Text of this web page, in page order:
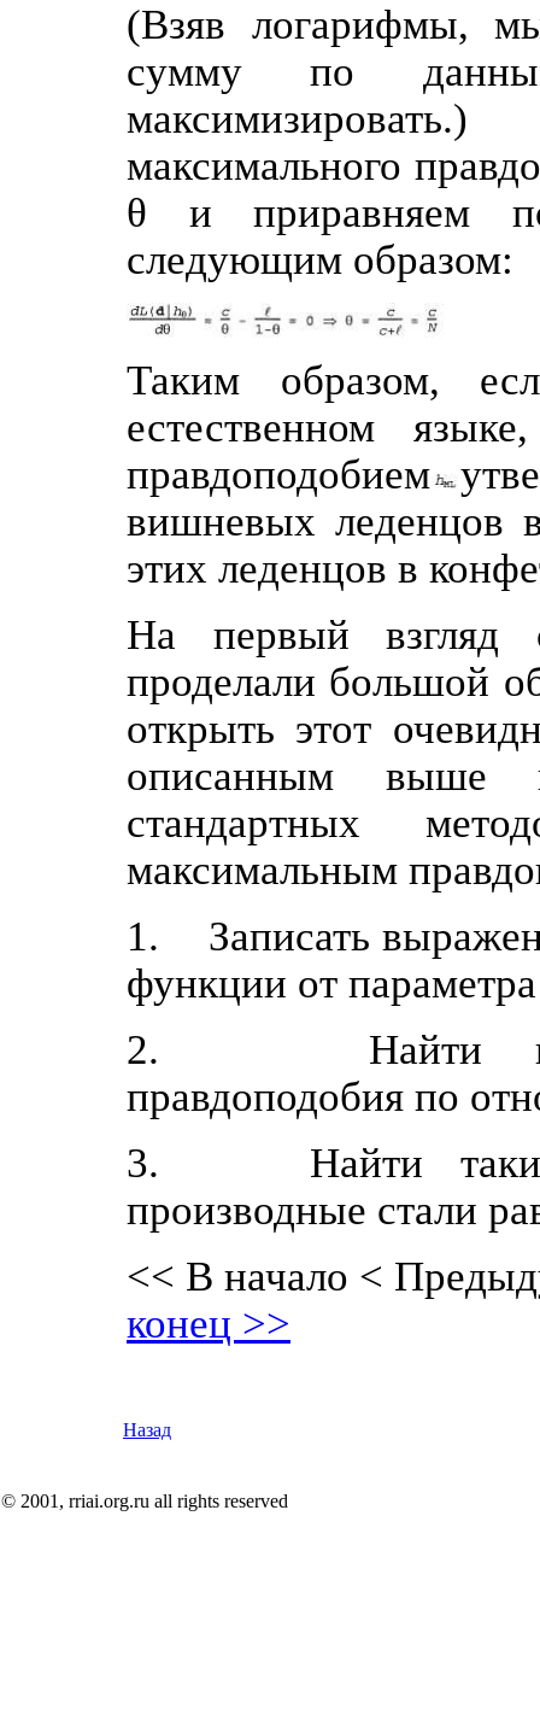
(Взяв логарифмы,
сумму по
максимального
θ и приравняем
следующим образом:
Таким образом,
естественном
правдоподобием
вишневых леденцов
этих леденцов в
На первый взгляд
проделали большой
открыть этот
описанным выше
стандартных
максимальным
1. Записать
функции от
2. Найти
правдоподобия по
3. Найти такие
производные стали
<< В начало <
конец >>
Назад
© 2001, rriai.org.ru all rights reserved